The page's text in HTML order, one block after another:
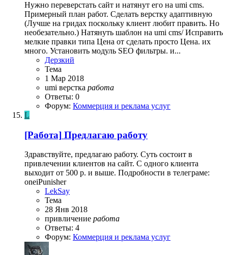
Нужно переверстать сайт и натянут его на umi cms.
Примерный план работ. Сделать верстку адаптивную
(Лучше на гридах поскольку клиент любит править. Но
необезательно.) Натянуть шаблон на umi cms/ Исправить
мелкие правки типа Цена от сделать просто Цена. их
много. Установить модуль SEO фильтры. и...
Дерзкий
Тема
1 Мар 2018
umi верстка работа
Ответы: 0
Форум: Коммерция и реклама услуг
L
[Работа] Предлагаю работу
Здравствуйте, предлагаю работу. Суть состоит в
привлечении клиентов на сайт. С одного клиента
выходит от 500 р. и выше. Подробности в телеграме:
oneiPunisher
LekSay
Тема
28 Янв 2018
привличение работа
Ответы: 4
Форум: Коммерция и реклама услуг